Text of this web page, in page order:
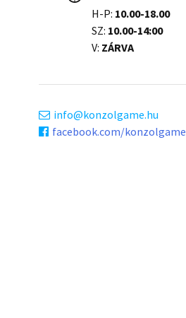
H-P: 10.00-18.00
SZ: 10.00-14:00
V: ZÁRVA
info
konzolgame.hu
facebook.com/konzolgame